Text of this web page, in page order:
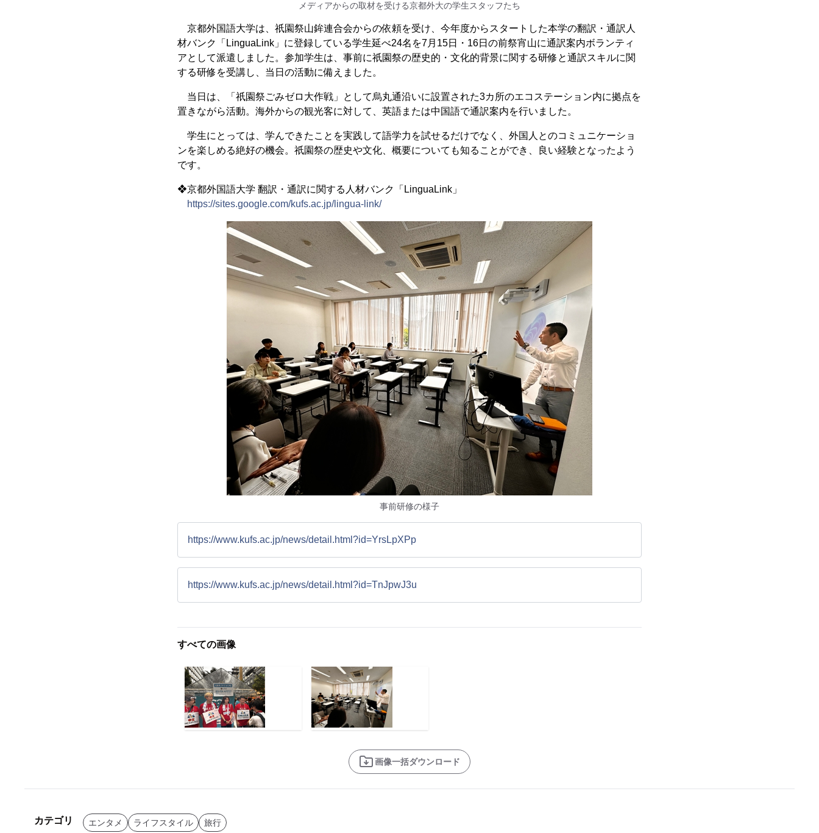
メディアからの取材を受ける京都外大の学生スタッフたち
京都外国語大学は、祇園祭山鉾連合会からの依頼を受け、今年度からスタートした本学の翻訳・通訳人
材バンク「LinguaLink」に登録している学生延べ24名を7月15日・16日の前祭宵山に通訳案内ボランティ
アとして派遣しました。参加学生は、事前に祇園祭の歴史的・文化的背景に関する研修と通訳スキルに関
する研修を受講し、当日の活動に備えました。
当日は、「祇園祭ごみゼロ大作戦」として烏丸通沿いに設置された3カ所のエコステーション内に拠点を
置きながら活動。海外からの観光客に対して、英語または中国語で通訳案内を行いました。
学生にとっては、学んできたことを実践して語学力を試せるだけでなく、外国人とのコミュニケーショ
ンを楽しめる絶好の機会。祇園祭の歴史や文化、概要についても知ることができ、良い経験となったよう
です。
❖京都外国語大学 翻訳・通訳に関する人材バンク「LinguaLink」
https://sites.google.com/kufs.ac.jp/lingua-link/
事前研修の様子
https://www.kufs.ac.jp/news/detail.html?id=YrsLpXPp
https://www.kufs.ac.jp/news/detail.html?id=TnJpwJ3u
すべての画像
画像一括ダウンロード
カテゴリ エンタメ ライフスタイル 旅行